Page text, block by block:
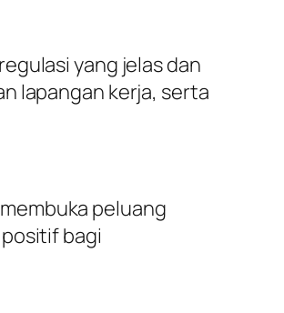
yang jelas dan
lapangan kerja, serta
peluang
bagi